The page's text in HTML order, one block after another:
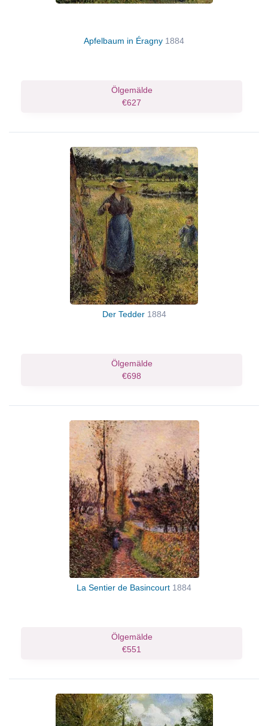
Apfelbaum in Éragny 1884
Ölgemälde
€627
Der Tedder 1884
Ölgemälde
€698
La Sentier de Basincourt 1884
Ölgemälde
€551